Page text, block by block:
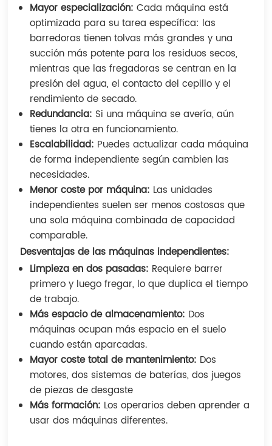
Mayor especialización: Cada máquina está
optimizada para su tarea específica: las
barredoras tienen tolvas más grandes y una
succión más potente para los residuos secos,
mientras que las fregadoras se centran en la
presión del agua, el contacto del cepillo y el
rendimiento de secado.
Redundancia: Si una máquina se avería, aún
tienes la otra en funcionamiento.
Escalabilidad: Puedes actualizar cada máquina
de forma independiente según cambien las
necesidades.
Menor coste por máquina: Las unidades
independientes suelen ser menos costosas que
una sola máquina combinada de capacidad
comparable.
Desventajas de las máquinas independientes:
Limpieza en dos pasadas: Requiere barrer
primero y luego fregar, lo que duplica el tiempo
de trabajo.
Más espacio de almacenamiento: Dos
máquinas ocupan más espacio en el suelo
cuando están aparcadas.
Mayor coste total de mantenimiento: Dos
motores, dos sistemas de baterías, dos juegos
de piezas de desgaste
Más formación: Los operarios deben aprender a
usar dos máquinas diferentes.